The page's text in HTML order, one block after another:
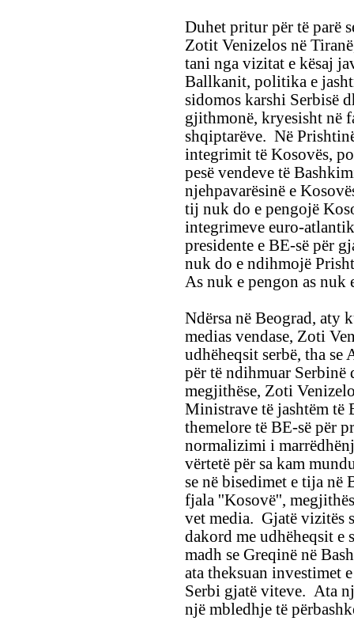
Duhet pritur për të parë
Zotit Venizelos në
tani nga vizitat e kësaj
Ballkanit, politika e
sidomos karshi Serbisë
gjithmonë, kryesisht në
shqiptarëve. Në
integrimit të Kosovës,
pesë vendeve të
njehpavarësinë e
tij nuk do e pengojë
integrimeve euro-
presidente e BE-së për
nuk do e ndihmojë
As nuk e pengon as nuk
Ndërsa në Beograd, aty
medias vendase, Zoti
udhëheqsit serbë, tha
për të ndihmuar
megjithëse, Zoti
Ministrave të jashtëm të
themelore të BE-së për
normalizimi i
vërtetë për sa kam
se në bisedimet e tija në
fjala ''Kosovë'',
vet media. Gjatë vizitës
dakord me udhëheqsit e
madh se Greqinë në
ata theksuan investimet
Serbi gjatë viteve. Ata
një mbledhje të